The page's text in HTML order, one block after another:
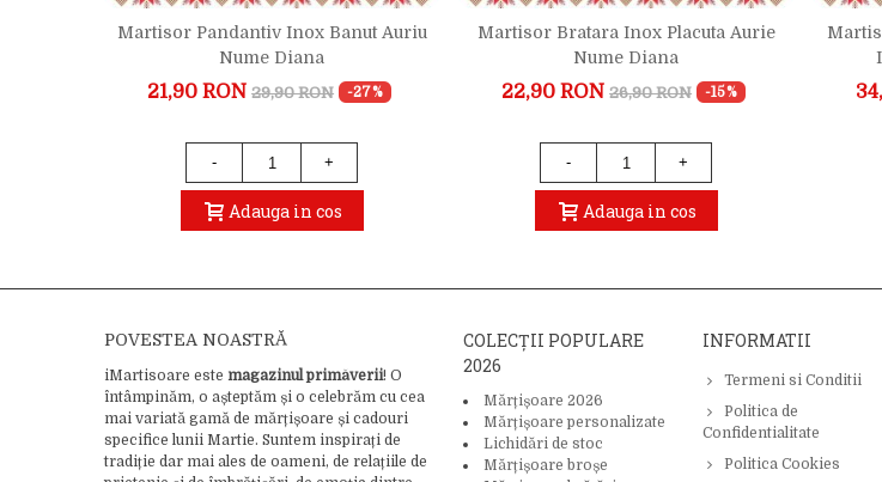
Martisor Pandantiv Inox Banut Auriu
Nume Diana
21,90 RON 29,90 RON -27%
- +
Adauga in cos
Martisor Bratara Inox Placuta Aurie
Nume Diana
22,90 RON 26,90 RON -15%
- +
Adauga in cos
POVESTEA NOASTRĂ
iMartisoare este magazinul primăverii! O
întâmpinăm, o așteptăm și o celebrăm cu cea
mai variată gamă de mărțișoare și cadouri
specifice lunii Martie. Suntem inspirați de
tradiție dar mai ales de oameni, de relațiile de
COLECȚII POPULARE
2026
Mărțișoare 2026
Mărțișoare personalizate
Lichidări de stoc
Mărțișoare broșe
INFORMATII
Termeni si Conditii
Politica de
Confidentialitate
Politica Cookies